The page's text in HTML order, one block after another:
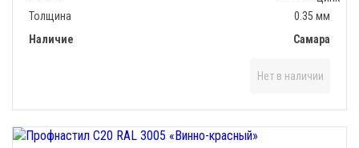
Толщина
0.35 мм
Наличие
Самара
Нет в наличии